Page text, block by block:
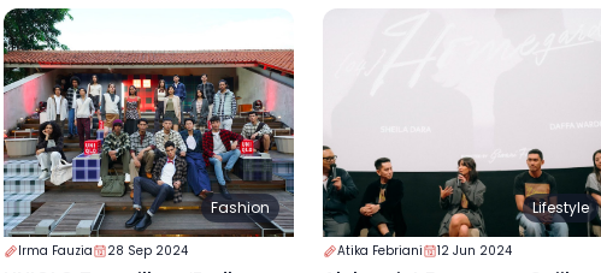
Fashion
Irma Fauzia 28 Sep 2024
Lifestyle
Atika Febriani 12 Jun 2024